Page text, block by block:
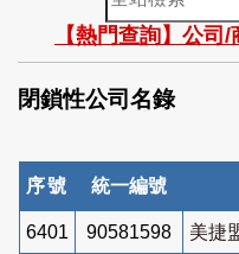
站
檢
索
【熱門查詢】公司
閉鎖性公司名錄
序號 統一編號
6401 90581598 美捷